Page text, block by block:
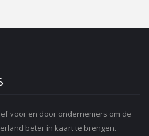
voor en door ondernemers om de
beter in kaart te brengen.